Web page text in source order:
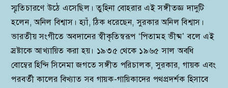
স্মৃতিচারণে উঠে এসেছিল। তুহিনা বোহরার এই সঙ্গীতজ্ঞ দাদুটি
হলেন, অনিল বিশ্বাস। হ্যাঁ, ঠিক ধরেছেন, সুরকার অনিল বিশ্বাস।
ভারতীয় সংগীতে অবদানের স্বীকৃতিস্বরূপ ‘পিতামহ ভীষ্ম’ বলে এই
স্রষ্টাকে আখ্যায়িত করা হয়। ১৯৩৫ থেকে ১৯৬৫ সাল অবধি
বোম্বের হিন্দি সিনেমা জগতে সঙ্গীত পরিচালক, সুরকার, গায়ক এবং
পরবর্তী কালের বিখ্যাত সব গায়ক-গায়িকাদের পথপ্রদর্শক হিসাবে